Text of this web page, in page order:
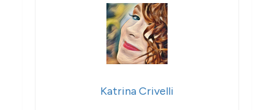
Katrina Crivelli